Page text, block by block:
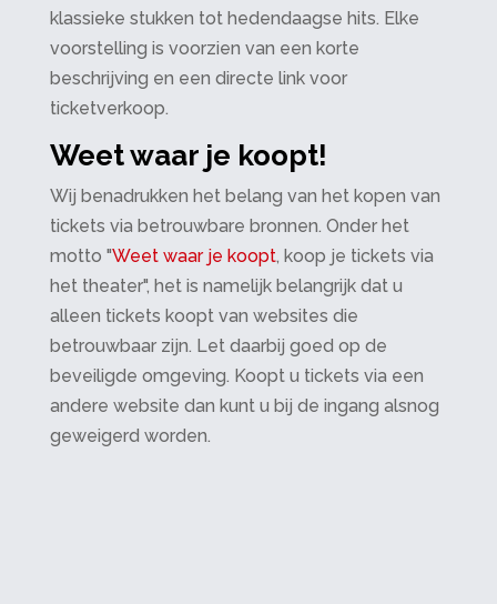
klassieke stukken tot hedendaagse hits. Elke
voorstelling is voorzien van een korte
beschrijving en een directe link voor
ticketverkoop.
Weet waar je koopt!
Wij benadrukken het belang van het kopen van
tickets via betrouwbare bronnen. Onder het
motto "Weet waar je koopt, koop je tickets via
het theater", het is namelijk belangrijk dat u
alleen tickets koopt van websites die
betrouwbaar zijn. Let daarbij goed op de
beveiligde omgeving. Koopt u tickets via een
andere website dan kunt u bij de ingang alsnog
geweigerd worden.